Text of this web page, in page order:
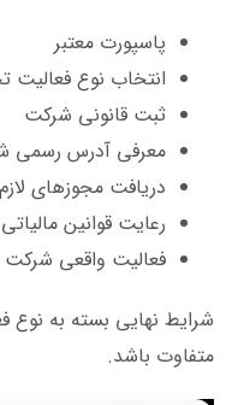
پاسپورت معتبر
انتخاب نوع فعالیت
ثبت قانونی شرکت
معرفی آدرس رسمی
دریافت مجوزهای لازم
رعایت قوانین
فعالیت واقعی
شرایط نهایی بسته به
متفاوت باشد.